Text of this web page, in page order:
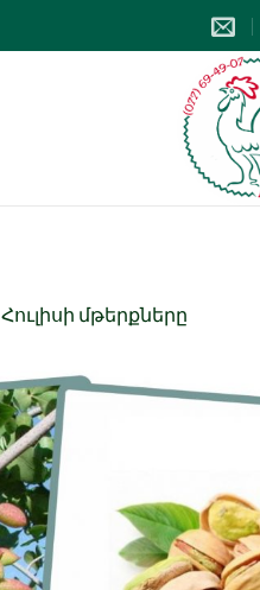
Հուլիսի մթերքները